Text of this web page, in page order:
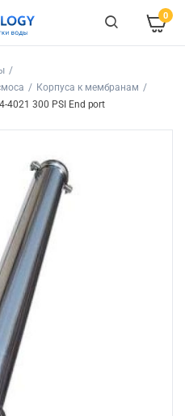
0
Корпуса к мембранам
4021 300 PSI End port